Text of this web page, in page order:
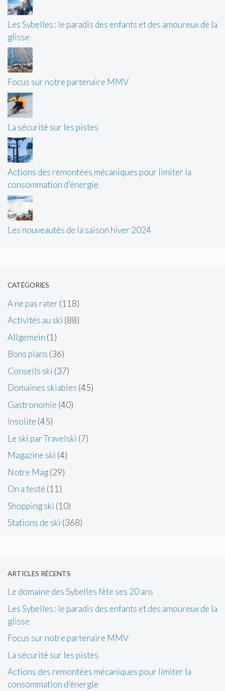
Les Sybelles : le paradis des enfants et des amoureux de la
glisse
Focus sur notre partenaire MMV
La sécurité sur les pistes
Actions des remontées mécaniques pour limiter la
consommation d’énergie
Les nouveautés de la saison hiver 2024
CATÉGORIES
A ne pas rater (118)
Activités au ski (88)
Allgemein (1)
Bons plans (36)
Conseils ski (37)
Domaines skiables (45)
Gastronomie (40)
Insolite (45)
Le ski par Travelski (7)
Magazine ski (4)
Notre Mag(29)
On a testé (11)
Shopping ski (10)
Stations de ski (368)
ARTICLES RÉCENTS
Le domaine des Sybelles fête ses 20 ans
Les Sybelles : le paradis des enfants et des amoureux de la
glisse
Focus sur notre partenaire MMV
La sécurité sur les pistes
Actions des remontées mécaniques pour limiter la
consommation d’énergie